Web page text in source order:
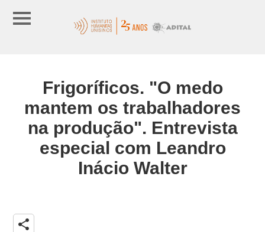
Frigoríficos. "O medo
mantem os trabalhadores
na produção". Entrevista
especial com Leandro
Inácio Walter
share